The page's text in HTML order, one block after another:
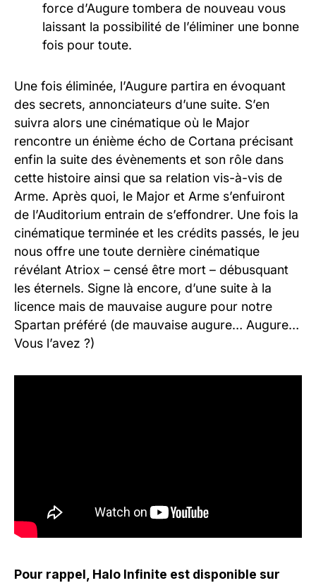
force d’Augure tombera de nouveau vous
laissant la possibilité de l’éliminer une bonne
fois pour toute.
Une fois éliminée, l’Augure partira en évoquant
des secrets, annonciateurs d’une suite. S’en
suivra alors une cinématique où le Major
rencontre un énième écho de Cortana précisant
enfin la suite des évènements et son rôle dans
cette histoire ainsi que sa relation vis-à-vis de
Arme. Après quoi, le Major et Arme s’enfuiront
de l’Auditorium entrain de s’effondrer. Une fois la
cinématique terminée et les crédits passés, le jeu
nous offre une toute dernière cinématique
révélant Atriox – censé être mort – débusquant
les éternels. Signe là encore, d’une suite à la
licence mais de mauvaise augure pour notre
Spartan préféré (de mauvaise augure… Augure…
Vous l’avez ?)
Pour rappel, Halo Infinite est disponible sur